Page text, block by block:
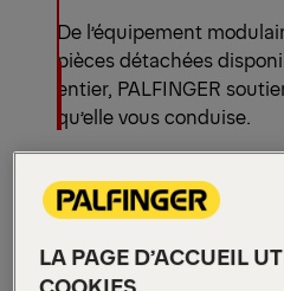
De l’équipement
pièces détachées
entier, PALFINGER
qu’elle vous conduise.
Lifetime Excellence
Bien plus que de
LA PAGE D’ACCUEIL